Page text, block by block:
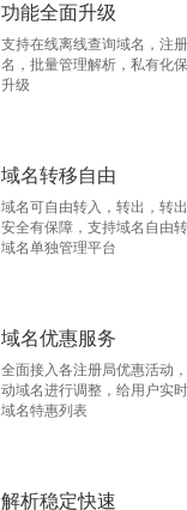
功能全面升级
支持在线离线查询域名，注
名，批量管理解析，私有化
升级
域名转移自由
域名可自由转入，转出，转
安全有保障，支持域名自由
域名单独管理平台
域名优惠服务
全面接入各注册局优惠活动
动域名进行调整，给用户实
域名特惠列表
解析稳定快速